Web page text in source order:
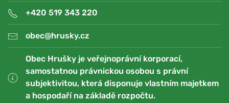
+420 519 343 220
obec@hrusky.cz
Obec Hrušky je veřejnoprávní korporací,
samostatnou právnickou osobou s právní
subjektivitou, která disponuje vlastním majetkem
a hospodaří na základě rozpočtu.